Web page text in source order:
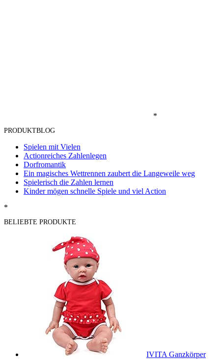
*
PRODUKTBLOG
Spielen mit Vielen
Actionreiches Zahlenlegen
Dorfromantik
Ein magisches Wettrennen zaubert die Langeweile weg
Spielerisch die Zahlen lernen
Kinder mögen schnelle Spiele und viel Action
*
BELIEBTE PRODUKTE
IVITA Ganzkörper